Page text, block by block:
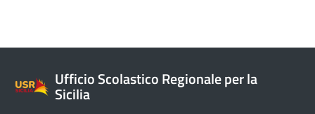
Ufficio Scolastico Regionale per la
Sicilia